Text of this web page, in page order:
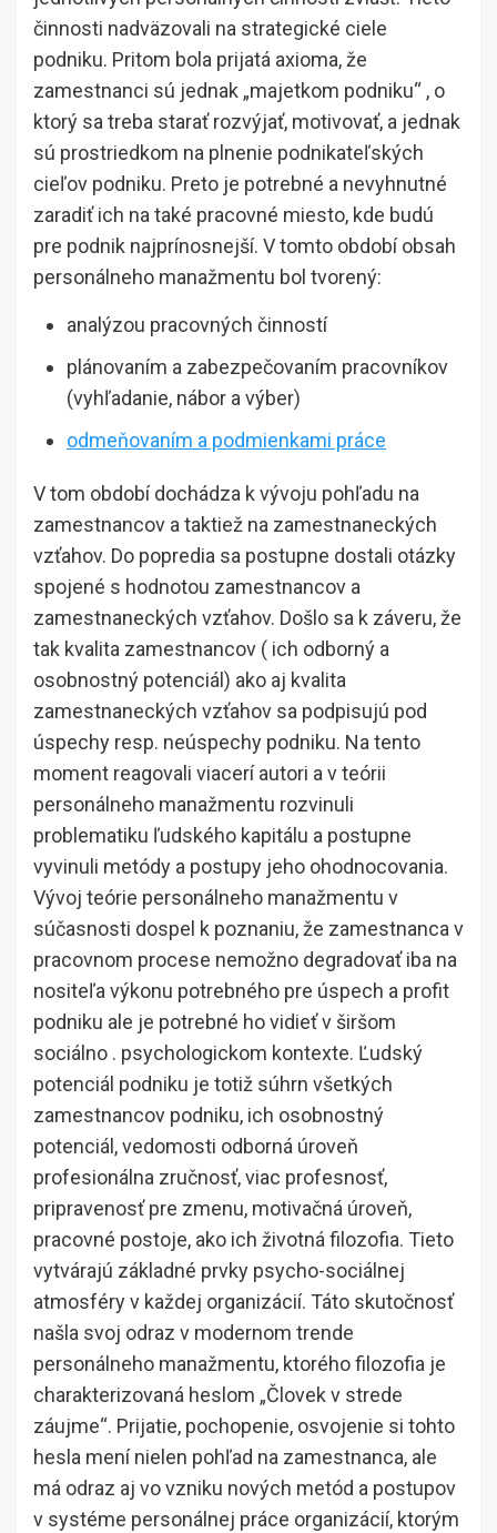
činnosti nadväzovali na strategické ciele
podniku. Pritom bola prijatá axioma, že
zamestnanci sú jednak „majetkom podniku“ , o
ktorý sa treba starať rozvýjať, motivovať, a jednak
sú prostriedkom na plnenie podnikateľských
cieľov podniku. Preto je potrebné a nevyhnutné
zaradiť ich na také pracovné miesto, kde budú
pre podnik najprínosnejší. V tomto období obsah
personálneho manažmentu bol tvorený:
analýzou pracovných činností
plánovaním a zabezpečovaním pracovníkov
(vyhľadanie, nábor a výber)
odmeňovaním a podmienkami práce
V tom období dochádza k vývoju pohľadu na
zamestnancov a taktiež na zamestnaneckých
vzťahov. Do popredia sa postupne dostali otázky
spojené s hodnotou zamestnancov a
zamestnaneckých vzťahov. Došlo sa k záveru, že
tak kvalita zamestnancov ( ich odborný a
osobnostný potenciál) ako aj kvalita
zamestnaneckých vzťahov sa podpisujú pod
úspechy resp. neúspechy podniku. Na tento
moment reagovali viacerí autori a v teórii
personálneho manažmentu rozvinuli
problematiku ľudského kapitálu a postupne
vyvinuli metódy a postupy jeho ohodnocovania.
Vývoj teórie personálneho manažmentu v
súčasnosti dospel k poznaniu, že zamestnanca v
pracovnom procese nemožno degradovať iba na
nositeľa výkonu potrebného pre úspech a profit
podniku ale je potrebné ho vidieť v širšom
sociálno . psychologickom kontexte. Ľudský
potenciál podniku je totiž súhrn všetkých
zamestnancov podniku, ich osobnostný
potenciál, vedomosti odborná úroveň
profesionálna zručnosť, viac profesnosť,
pripravenosť pre zmenu, motivačná úroveň,
pracovné postoje, ako ich životná filozofia. Tieto
vytvárajú základné prvky psycho-sociálnej
atmosféry v každej organizácií. Táto skutočnosť
našla svoj odraz v modernom trende
personálneho manažmentu, ktorého filozofia je
charakterizovaná heslom „Človek v strede
záujme“. Prijatie, pochopenie, osvojenie si tohto
hesla mení nielen pohľad na zamestnanca, ale
má odraz aj vo vzniku nových metód a postupov
v systéme personálnej práce organizácií, ktorým